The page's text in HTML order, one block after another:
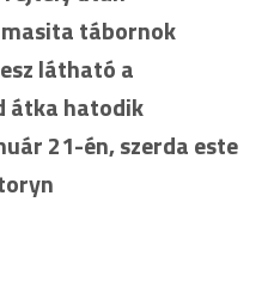
tábornok
látható a
átka hatodik
21-én, szerda este